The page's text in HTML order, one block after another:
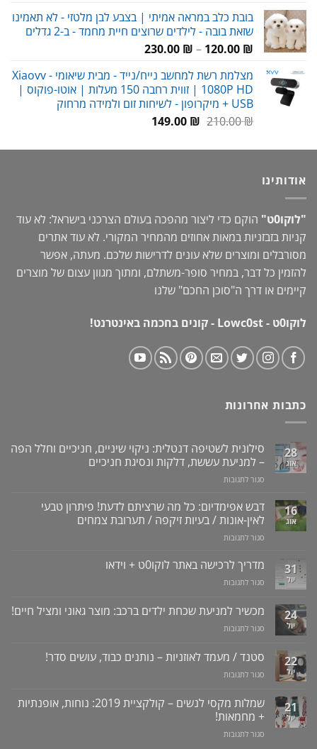
היה:
80.00 ₪.
הוא:
59.00 ₪.
בובת כלב במראה אמיתי | בצבע לבן מלטזי - לא תאמינו
שזאת בובה - לילדים שרוצים חיית מחמד - ב-2 גדלים
120.00 ₪
–
230.00 ₪
טווח
עד
מצלמת רשת למחשב נייח/נייד - מבית שיאומי Xiaovv -
1080P HD | זווית רחבה 150 מעלות | אוטו-פוקוס |
USB + מיקרופון - לשיחות זום ולמידה מרחוק
210.00₪
המחיר
היה:
149.00 ₪
המחיר
הוא:
אודותינו
"לוקו0ט"
הוקם כדי ליצור מהפכה בעולם הצרכני בישראל: לא עוד
קניות בזבזניות במאות אחוזים מהמחיר המקורי. לא עוד אתרים
מסורבלים ומוצרים שלא עונים לדרישות שלכם. מעתה, אפשר
להזמין כל דבר, במחיר סופר-משתלם, ומתוך מגוון עצום של מוצרים
קיימים או דרך ה"סוכן החכם" שלנו
לוקו0ט - Lowc0st - קונים בחכמה באינטרנט!
כתבות אחרונות
28
אוג
סילונית לשטיפה דנטלית: ניקוי שיניים, חניכיים וחלל הפה
– למניעת עששת, דלקות ונסיגת חניכיים
סגור לתגובות
לשטיפה
דנטלית:
ניקוי
שיניים,
וחלל
–
עששת,
16
אוג
דבש אפימדיום: כל מה שרציתם לדעת! פיתרון טבעי
לאין-אונות / בעיות זיקפה / תערובת צמחים
סגור לתגובות
אפימדיום:
מה
לדעת!
טבעי
/
תערובת
צמחים
31
יול
מדריך לרכישה באתר לוקו0ט + וידאו
סגור לתגובות
לרכישה
באתר
וידאו
24
יול
מכשיר למניעת שכחת ילדים ברכב: מוצר גאוני ומציל חיים!
סגור לתגובות
למניעת
שכחת
ילדים
מוצר
גאוני
ומציל
חיים!
22
יול
סטנד / מעמד לאוזניות – נותנים כבוד, עושים סדר!
סגור לתגובות
/
מעמד
לאוזניות
–
21
יול
שמלות מקסי לנשים – קולקציית 2019: נוחות, אופנתיות
+ מחמאות!
סגור לתגובות